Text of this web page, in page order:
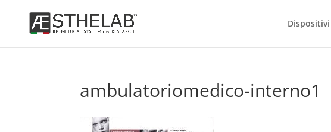
Dispositivi
ambulatoriomedico-interno1